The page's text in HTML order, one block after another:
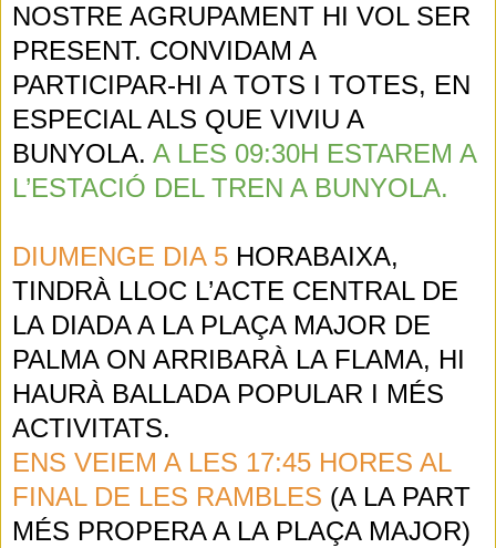
NOSTRE AGRUPAMENT HI VOL SER
PRESENT. CONVIDAM A
PARTICIPAR-HI A TOTS I TOTES, EN
ESPECIAL ALS QUE VIVIU A
BUNYOLA. A LES 09:30H ESTAREM A
L’ESTACIÓ DEL TREN A BUNYOLA.
DIUMENGE DIA 5 HORABAIXA,
TINDRÀ LLOC L’ACTE CENTRAL DE
LA DIADA A LA PLAÇA MAJOR DE
PALMA ON ARRIBARÀ LA FLAMA, HI
HAURÀ BALLADA POPULAR I MÉS
ACTIVITATS.
ENS VEIEM A LES 17:45 HORES AL
FINAL DE LES RAMBLES (A LA PART
MÉS PROPERA A LA PLAÇA MAJOR)